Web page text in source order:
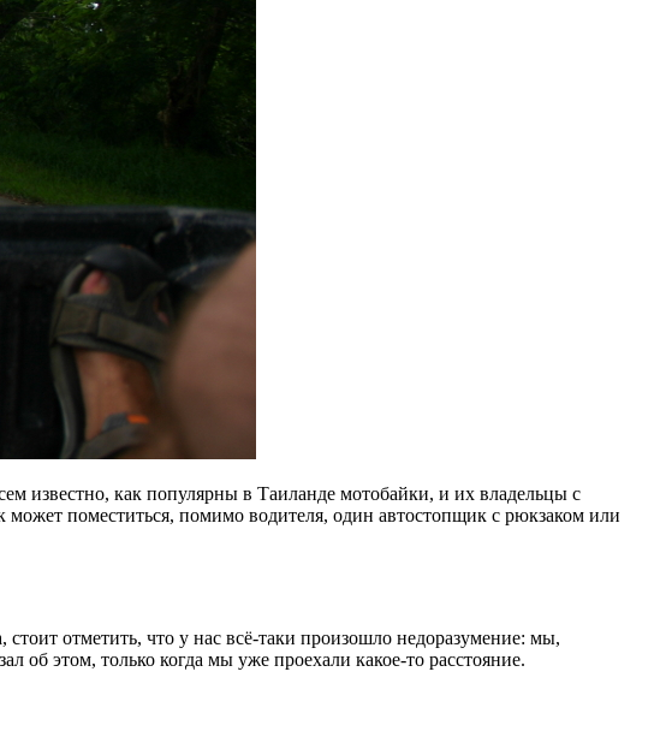
известно, как популярны в Таиланде мотобайки, и их владельцы с
может поместиться, помимо водителя, один автостопщик с рюкзаком или
отметить, что у нас всё-таки произошло недоразумение: мы,
об этом, только когда мы уже проехали какое-то расстояние.